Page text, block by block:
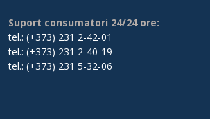
Suport consumatori 24/24 ore:
tel.: (+373) 231 2-42-01
tel.: (+373) 231 2-40-19
tel.: (+373) 231 5-32-06